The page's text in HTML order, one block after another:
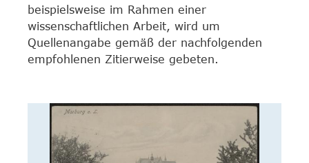
beispielsweise im Rahmen einer
wissenschaftlichen Arbeit, wird um
Quellenangabe gemäß der nachfolgenden
empfohlenen Zitierweise gebeten.